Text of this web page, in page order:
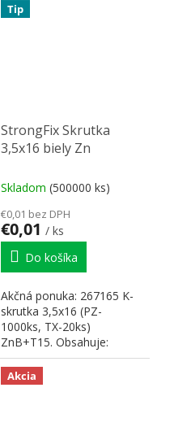
Tip
StrongFix Skrutka
3,5x16 biely Zn
Skladom (500000 ks)
€0,01 bez DPH
€0,01 / ks
Do košíka
Akčná ponuka: 267165 K-
skrutka 3,5x16 (PZ-
1000ks, TX-20ks)
ZnB+T15. Obsahuje:
265721 Bit T15 - 25mm .
✅ VINTECH - 1x...
Akcia